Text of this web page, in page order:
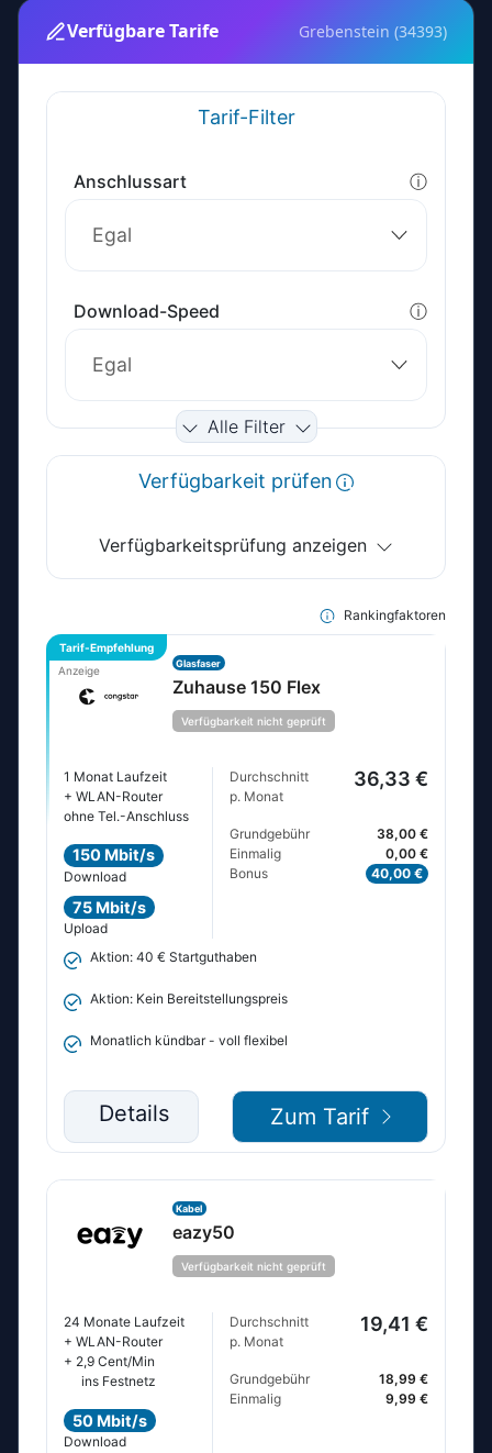
Verfügbare Tarife Grebenstein (34393)